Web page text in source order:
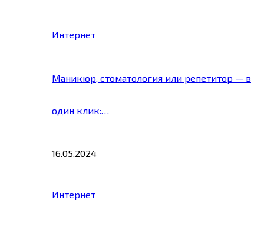
Интернет
Маникюр, стоматология или репетитор — в
один клик:…
16.05.2024
Интернет